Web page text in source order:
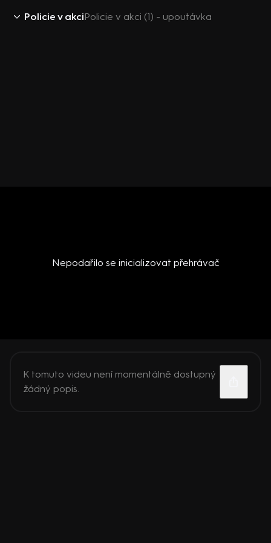
Policie v akciPolicie v akci (1) - upoutávka
Nepodařilo se inicializovat přehrávač
K tomuto videu není momentálně dostupný
žádný popis.